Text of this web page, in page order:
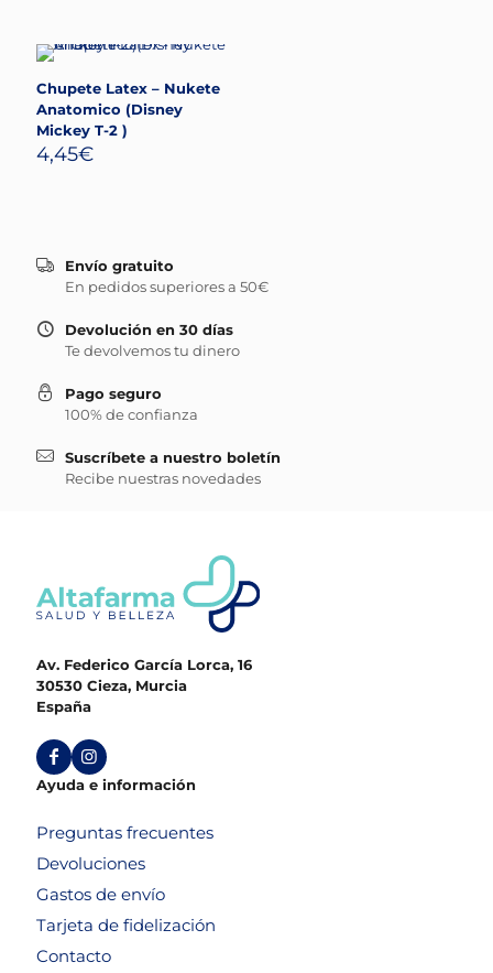
Chupete Latex – Nukete
Anatomico (Disney
Mickey T-2 )
4,45€
Envío gratuito
En pedidos superiores a 50€
Devolución en 30 días
Te devolvemos tu dinero
Pago seguro
100% de confianza
Suscríbete a nuestro boletín
Recibe nuestras novedades
Av. Federico García Lorca, 16
30530 Cieza, Murcia
España
Ayuda e información
Preguntas frecuentes
Devoluciones
Gastos de envío
Tarjeta de fidelización
Contacto